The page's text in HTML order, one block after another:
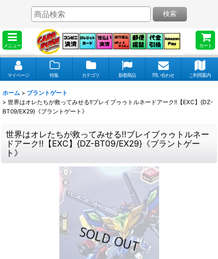
メニュー カート
検索
マイページ 特集 カテゴリ 新着商品 問い合わせ ご利用案内
ホーム > ブラントゲート
> 世界はオレたちが救ってみせる!!ブレイブゥゥトルネードアーク!!【EXC】{DZ-
BT09/EX29}《ブラントゲート》
世界はオレたちが救ってみせる!!ブレイブゥゥトルネー
ドアーク!!【EXC】{DZ-BT09/EX29}《ブラントゲー
ト》